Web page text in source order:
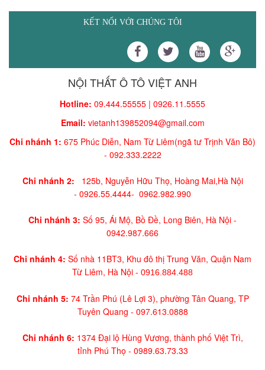
KẾT NỐI VỚI CHÚNG TÔI
NỘI THẤT Ô TÔ VIỆT ANH
Hotline: 09.444.55555 | 0926.11.5555
Email: vietanh139852094@gmail.com
Chi nhánh 1: 675 Phúc Diễn, Nam Từ Liêm(ngã tư Trịnh Văn Bô)
- 092.333.2222
Chi nhánh 2: 125b, Nguyễn Hữu Thọ, Hoàng Mai,Hà Nội
- 0926.55.4444- 0962.982.990
Chi nhánh 3: Số 95, Ái Mộ, Bồ Đề, Long Biên, Hà Nội -
0942.987.666
Chi nhánh 4: Số nhà 11BT3, Khu đô thị Trung Văn, Quận Nam
Từ Liêm, Hà Nội - 0916.884.488
Chi nhánh 5: 74 Trần Phú (Lê Lợi 3), phường Tân Quang, TP
Tuyên Quang - 097.613.0888
Chi nhánh 6: 1374 Đại lộ Hùng Vương, thành phố Việt Trì,
tỉnh Phú Thọ - 0989.63.73.33